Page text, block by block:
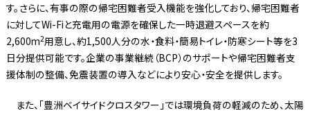
す。さらに、有事の際の帰宅困難者受入機能を強化しており、帰宅困難者
に対してWi-Fiと充電用の電源を確保した一時退避スペースを約
2,600m2用意し、約1,500人分の水・食料・簡易トイレ・防寒シート等を3
日分提供可能です。企業の事業継続（BCP）のサポートや帰宅困難者支
援体制の整備、免震装置の導入などにより安心・安全を提供します。
また、「豊洲ベイサイドクロスタワー」では環境負荷の軽減のため、太陽